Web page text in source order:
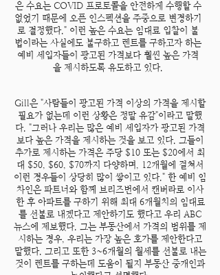
은 수요는 COVID 프로토콜을 안전하게 수행할 수
없었기 때문에 오픈 인스펙션을 주중으로 변경하기
로 결정했다." 이런 높은 수요는 임대료 입찰이 불
법이라는 사실에도 불구하고 렌트를 구하고자 하는
예비 세입자들이 광고된 가격보다 훨씬 높은 가격
을 제시하도록 유도하고 있다.
Gill은 "사람들이 광고된 가격 이상의 가격을 제시할
필요가 없는데 이런 상황은 정말 유감"이라고 말했
다. "그러나 우리는 많은 예비 세입자가 광고된 가격
보다 높은 가격을 제시하는 것을 보고 있다. 그들이
추가로 제시하는 가격은 주당 $10 또는 $20에서 최
대 $50, $60, $70까지 다양하며, 12개월에 걸쳐서
이런 경우들이 상당히 많이 쌓이고 있다." 한 예비 임
차인은 파트너와 함께 브리즈번에서 캔버라로 이사
한 후 아파트를 구하기 위해 최대 6개월치의 임대료
를 선불로 내겠다고 제안하기도 했다고 우리 ABC
뉴스에 제보했다. 그는 부동산에서 가격의 범위를 제
시하는 경우, 우리는 가장 높은 호가를 제안한다고
말했다. 그리고 또한 3~6개월의 월세를 선불로 내는
것이 렌트를 구하는데 도움이 될지 부동산 중개인과